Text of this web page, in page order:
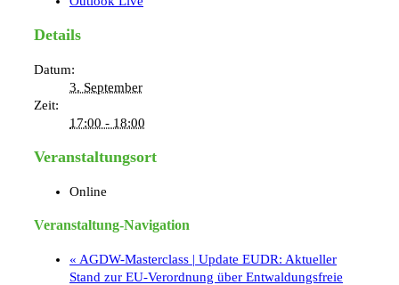
Details
Datum:
3. September
Zeit:
17:00 - 18:00
Veranstaltungsort
Online
Veranstaltung-Navigation
« AGDW-Masterclass | Update EUDR: Aktueller
Stand zur EU-Verordnung über Entwaldungsfreie